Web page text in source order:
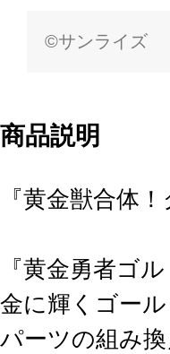
©サンライズ
商品説明
『黄金獣合体
『黄金勇者ゴ
金に輝くゴー
パーツの組み